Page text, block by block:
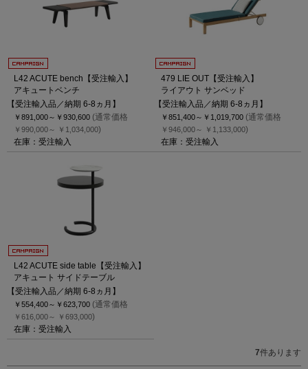
L42 ACUTE bench【受注輸入】
アキュートベンチ
【受注輸入品／納期 6-8ヵ月】
￥891,000～ ￥930,600 (通常価格
￥990,000～ ￥1,034,000)
在庫：受注輸入
479 LIE OUT【受注輸入】
ライアウト サンベッド
【受注輸入品／納期 6-8ヵ月】
￥851,400～ ￥1,019,700 (通常価格
￥946,000～ ￥1,133,000)
在庫：受注輸入
L42 ACUTE side table【受注輸入】
アキュート サイドテーブル
【受注輸入品／納期 6-8ヵ月】
￥554,400～ ￥623,700 (通常価格
￥616,000～ ￥693,000)
在庫：受注輸入
7件あります